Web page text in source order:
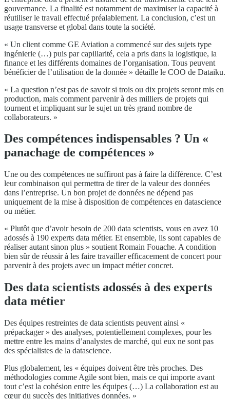
gouvernance. La finalité est notamment de maximiser la capacité à
réutiliser le travail effectué préalablement. La conclusion, c’est un
usage transverse et global dans toute la société.
« Un client comme GE Aviation a commencé sur des sujets type
ingénierie (…) puis par capillarité, cela a pris dans la logistique, la
finance et les différents domaines de l’organisation. Tous peuvent
bénéficier de l’utilisation de la donnée » détaille le COO de Dataiku.
« La question n’est pas de savoir si trois ou dix projets seront mis en
production, mais comment parvenir à des milliers de projets qui
tournent et impliquant sur le sujet un très grand nombre de
collaborateurs. »
Des compétences indispensables ? Un «
panachage de compétences »
Une ou des compétences ne suffiront pas à faire la différence. C’est
leur combinaison qui permettra de tirer de la valeur des données
dans l’entreprise. Un bon projet de données ne dépend pas
uniquement de la mise à disposition de compétences en datascience
ou métier.
« Plutôt que d’avoir besoin de 200 data scientists, vous en avez 10
adossés à 190 experts data métier. Et ensemble, ils sont capables de
réaliser autant sinon plus » soutient Romain Fouache. A condition
bien sûr de réussir à les faire travailler efficacement de concert pour
parvenir à des projets avec un impact métier concret.
Des data scientists adossés à des experts
data métier
Des équipes restreintes de data scientists peuvent ainsi «
prépackager » des analyses, potentiellement complexes, pour les
mettre entre les mains d’analystes de marché, qui eux ne sont pas
des spécialistes de la datascience.
Plus globalement, les « équipes doivent être très proches. Des
méthodologies comme Agile sont bien, mais ce qui importe avant
tout c’est la cohésion entre les équipes (…) La collaboration est au
cœur du succès des initiatives données. »